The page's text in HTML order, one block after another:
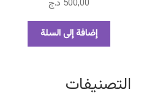
500,00 د.ج
إضافة إلى السلة
التصنيفات